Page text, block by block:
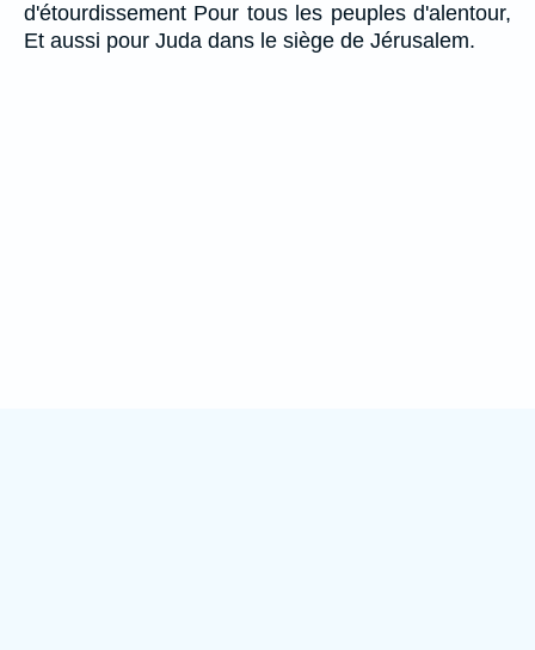
d'étourdissement Pour tous les peuples d'alentour,
Et aussi pour Juda dans le siège de Jérusalem.